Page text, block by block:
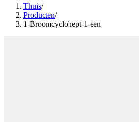
Thuis/
Producten/
1-Broomcyclohept-1-een